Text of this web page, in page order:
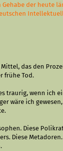
Gehabe der heute
Mittel, das den
frühe Tod.
traurig, wenn ich
wäre ich
Diese
Diese